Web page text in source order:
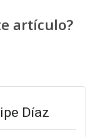
artículo?
Díaz